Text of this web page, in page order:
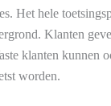
Het hele
Klanten
klanten kunnen
worden.